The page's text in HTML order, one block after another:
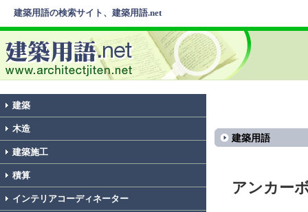
建築用語の検索サイト、建築用語.net
建築
木造
建築施工
積算
インテリアコーディネーター
建築用語
アンカー